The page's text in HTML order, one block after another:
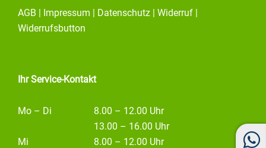
e
b
o
o
a
g
r
e
d
i
AGB Impressum Datenschutz Widerruf
Widerrufsbutton
Ihr Service-Kontakt
Mo – Di
8.00 – 12.00 Uhr
13.00 – 16.00 Uhr
Mi
8.00 – 12.00 Uhr